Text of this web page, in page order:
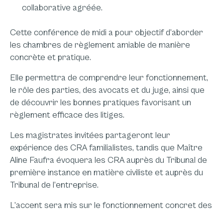
collaborative agréée.
Cette conférence de midi a pour objectif d’aborder
les chambres de règlement amiable de manière
concrète et pratique.
Elle permettra de comprendre leur fonctionnement,
le rôle des parties, des avocats et du juge, ainsi que
de découvrir les bonnes pratiques favorisant un
règlement efficace des litiges.
Les magistrates invitées partageront leur
expérience des CRA familialistes, tandis que Maître
Aline Faufra évoquera les CRA auprès du Tribunal de
première instance en matière civiliste et auprès du
Tribunal de l’entreprise.
L’accent sera mis sur le fonctionnement concret des